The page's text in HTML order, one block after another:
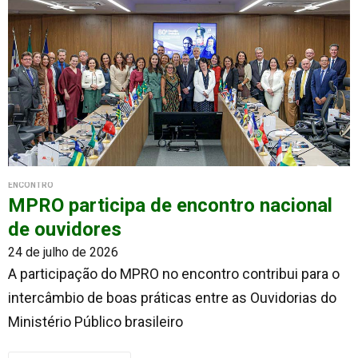
ENCONTRO
MPRO participa de encontro nacional
de ouvidores
24 de julho de 2026
A participação do MPRO no encontro contribui para o
intercâmbio de boas práticas entre as Ouvidorias do
Ministério Público brasileiro